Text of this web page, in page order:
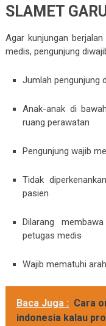
SLAMET
Agar kunjungan
medis, pengunjung
Jumlah pengunjung
Anak-anak di
ruang perawatan
Pengunjung wajib
Tidak
pasien
Dilarang
petugas medis
Wajib mematuhi
Baca Juga : Cara
indonesia kalau